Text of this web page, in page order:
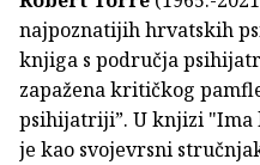
najpoznatijih hrvatskih
knjiga s područja
zapažena kritičkog
psihijatriji”. U knjizi
je kao svojevrsni